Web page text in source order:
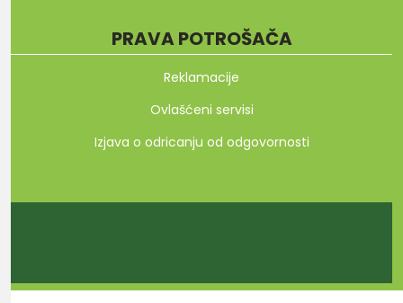
PRAVA POTROŠAČA
Reklamacije
Ovlašćeni servisi
Izjava o odricanju od odgovornosti